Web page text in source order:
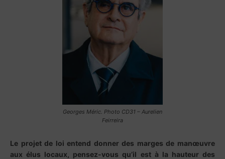
Georges Méric. Photo CD31 – Aurelien
Feirreira
Le projet de loi entend donner des marges de manœuvre
aux élus locaux, pensez-vous qu’il est à la hauteur des